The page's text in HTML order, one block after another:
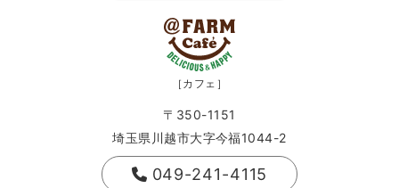
［カフェ］
〒350-1151
埼玉県川越市大字今福1044-2
049-241-4115